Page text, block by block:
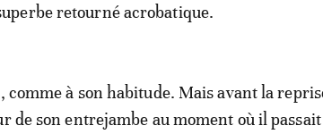
retourné acrobatique.
comme à son habitude. Mais avant la
de son entrejambe au moment où il passait